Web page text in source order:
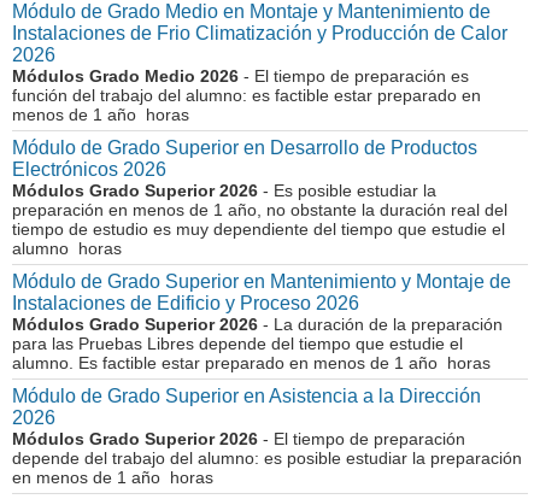
Módulo de Grado Medio en Montaje y Mantenimiento de
Instalaciones de Frio Climatización y Producción de Calor
2026
Módulos Grado Medio 2026 - El tiempo de preparación es
función del trabajo del alumno: es factible estar preparado en
menos de 1 año horas
Módulo de Grado Superior en Desarrollo de Productos
Electrónicos 2026
Módulos Grado Superior 2026 - Es posible estudiar la
preparación en menos de 1 año, no obstante la duración real del
tiempo de estudio es muy dependiente del tiempo que estudie el
alumno horas
Módulo de Grado Superior en Mantenimiento y Montaje de
Instalaciones de Edificio y Proceso 2026
Módulos Grado Superior 2026 - La duración de la preparación
para las Pruebas Libres depende del tiempo que estudie el
alumno. Es factible estar preparado en menos de 1 año horas
Módulo de Grado Superior en Asistencia a la Dirección
2026
Módulos Grado Superior 2026 - El tiempo de preparación
depende del trabajo del alumno: es posible estudiar la preparación
en menos de 1 año horas